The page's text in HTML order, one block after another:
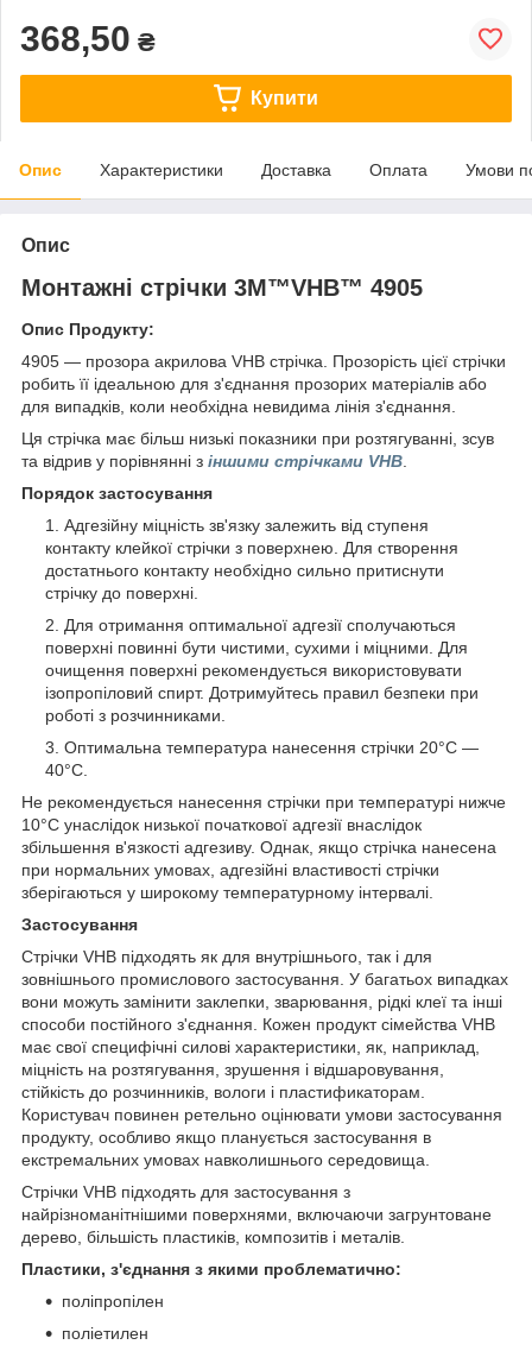
368,50 ₴
Купити
Опис Характеристики Доставка Оплата Умови
Опис
Монтажні стрічки 3M™VHB™ 4905
Опис Продукту:
4905 ― прозора акрилова VHB стрічка. Прозорість цієї стрічки
робить її ідеальною для з'єднання прозорих матеріалів або
для випадків, коли необхідна невидима лінія з'єднання.
Ця стрічка має більш низькі показники при розтягуванні, зсув
та відрив у порівнянні з іншими стрічками VHB.
Порядок застосування
Адгезійну міцність зв'язку залежить від ступеня
контакту клейкої стрічки з поверхнею. Для створення
достатнього контакту необхідно сильно притиснути
стрічку до поверхні.
Для отримання оптимальної адгезії сполучаються
поверхні повинні бути чистими, сухими і міцними. Для
очищення поверхні рекомендується використовувати
ізопропіловий спирт. Дотримуйтесь правил безпеки при
роботі з розчинниками.
Оптимальна температура нанесення стрічки 20°C ―
40°C.
Не рекомендується нанесення стрічки при температурі нижче
10°C унаслідок низької початкової адгезії внаслідок
збільшення в'язкості адгезиву. Однак, якщо стрічка нанесена
при нормальних умовах, адгезійні властивості стрічки
зберігаються у широкому температурному інтервалі.
Застосування
Стрічки VHB підходять як для внутрішнього, так і для
зовнішнього промислового застосування. У багатьох випадках
вони можуть замінити заклепки, зварювання, рідкі клеї та інші
способи постійного з'єднання. Кожен продукт сімейства VHB
має свої специфічні силові характеристики, як, наприклад,
міцність на розтягування, зрушення і відшаровування,
стійкість до розчинників, вологи і пластификаторам.
Користувач повинен ретельно оцінювати умови застосування
продукту, особливо якщо планується застосування в
екстремальних умовах навколишнього середовища.
Стрічки VHB підходять для застосування з
найрізноманітнішими поверхнями, включаючи загрунтоване
дерево, більшість пластиків, композитів і металів.
Пластики, з'єднання з якими проблематично:
поліпропілен
поліетилен